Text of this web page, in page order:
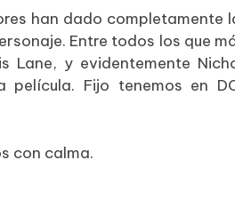
han dado completamente
Entre todos los que
Lane, y evidentemente
película. Fijo tenemos en
con calma.